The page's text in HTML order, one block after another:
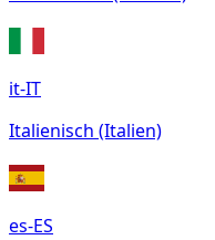
it-IT
Italienisch (Italien)
es-ES